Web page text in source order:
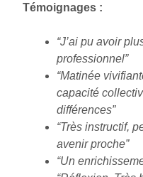
Témoignages :
“J’ai pu avoir
professionnel”
“Matinée
capacité
différences”
“Très instructif,
avenir proche”
“Un